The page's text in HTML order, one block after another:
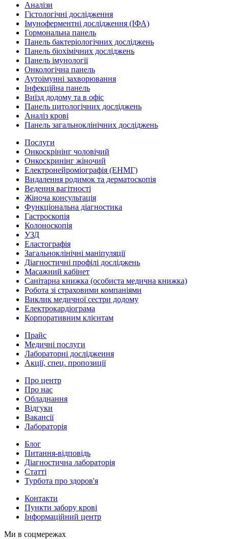
Аналізи
Гістологічні дослідження
Імуноферментні дослідження (ІФА)
Гормональна панель
Панель бактеріологічних досліджень
Панель біохімічних досліджень
Панель імунології
Онкологічна панель
Аутоімунні захворювання
Інфекційна панель
Виїзд додому та в офіс
Панель цитологічних досліджень
Аналіз крові
Панель загальноклінічних досліджень
Послуги
Онкоскрінінг чоловічий
Онкоскринінг жіночий
Електронейроміографія (ЕНМГ)
Видалення родимок та дерматоскопія
Ведення вагітності
Жіноча консультація
Функціональна діагностика
Гастроскопія
Колоноскопія
УЗД
Еластографія
Загальноклінічні маніпуляції
Діагностичні профілі досліджень
Масажний кабінет
Санітарна книжка (особиста медична книжка)
Робота зі страховими компаніями
Виклик медичної сестри додому
Електрокардіограма
Корпоративним клієнтам
Прайс
Медичні послуги
Лабораторні дослідження
Акції, спец. пропозиції
Про центр
Про нас
Обладнання
Відгуки
Вакансії
Лабораторія
Блог
Питання-відповідь
Діагностична лабораторія
Статті
Турбота про здоров'я
Контакти
Пункти забору крові
Інформаційний центр
Ми в соцмережах